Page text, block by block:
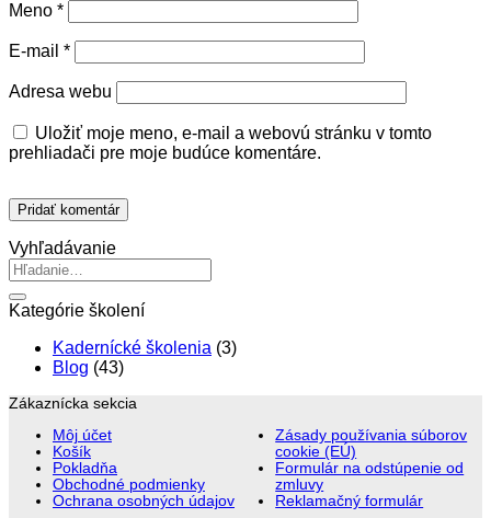
Meno *
E-mail *
Adresa webu
Uložiť moje meno, e-mail a webovú stránku v tomto
prehliadači pre moje budúce komentáre.
Vyhľadávanie
Kategórie školení
Kadernícké školenia (3)
Blog (43)
Zákaznícka sekcia
Môj účet
Košík
Pokladňa
Obchodné podmienky
Ochrana osobných údajov
Zásady používania súborov
cookie (EÚ)
Formulár na odstúpenie od
zmluvy
Reklamačný formulár